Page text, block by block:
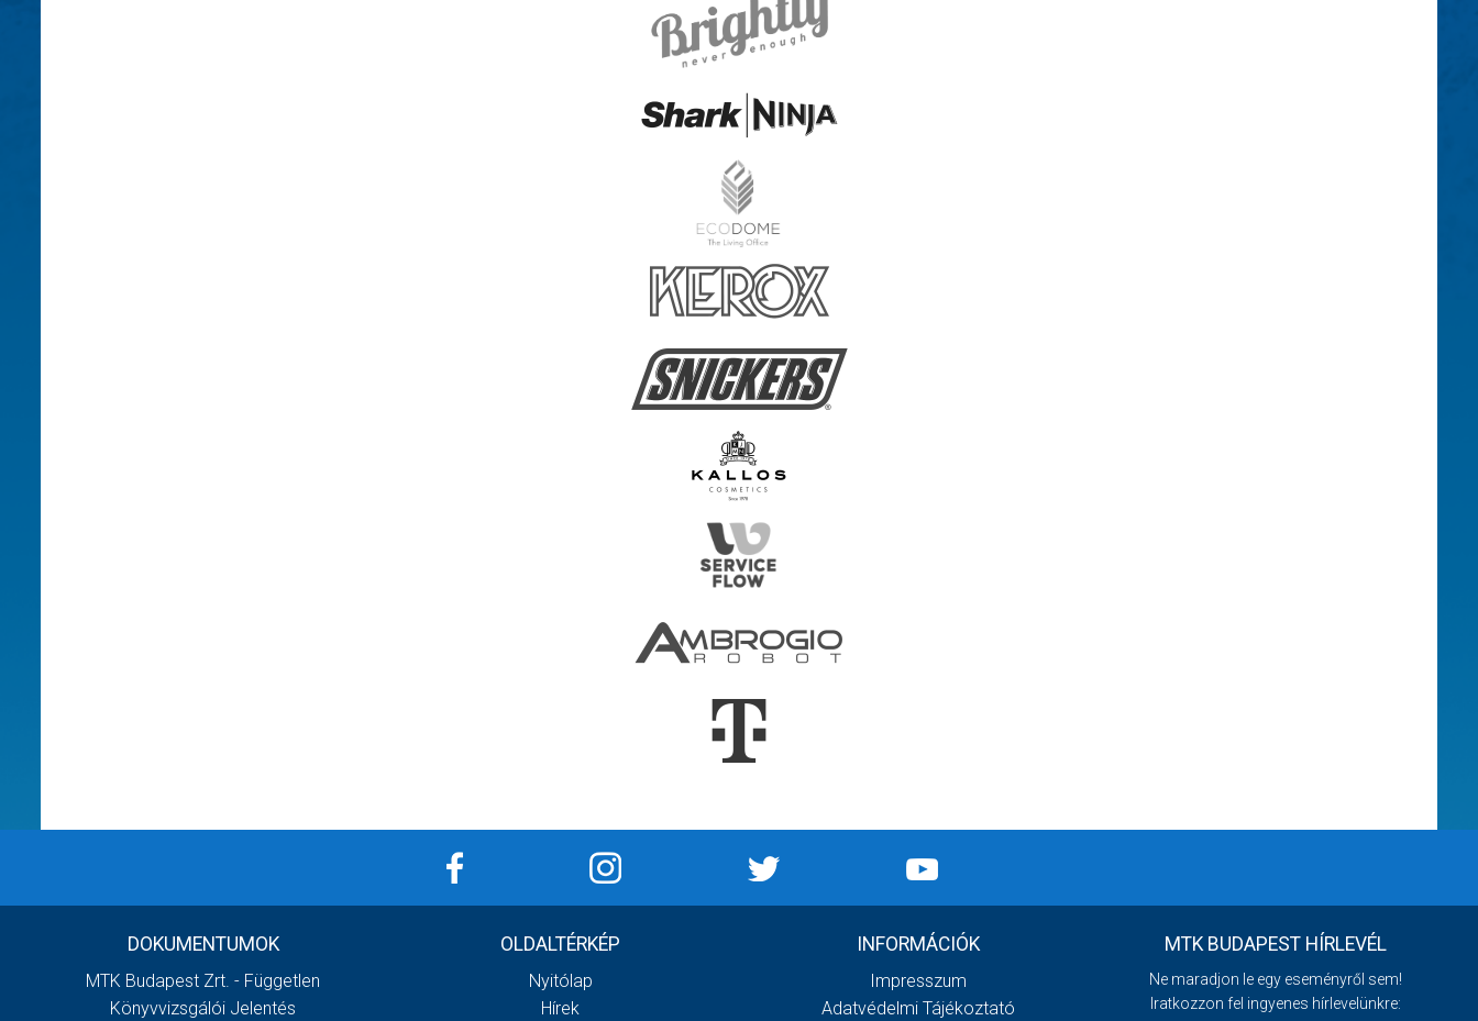
DOKUMENTUMOK
MTK Budapest Zrt. - Független
Könyvvizsgálói Jelentés
OLDALTÉRKÉP
Nyitólap
Hírek
INFORMÁCIÓK
Impresszum
Adatvédelmi Tájékoztató
MTK BUDAPEST HÍRLEVÉL
Ne maradjon le egy eseményről sem!
Iratkozzon fel ingyenes hírlevelünkre: